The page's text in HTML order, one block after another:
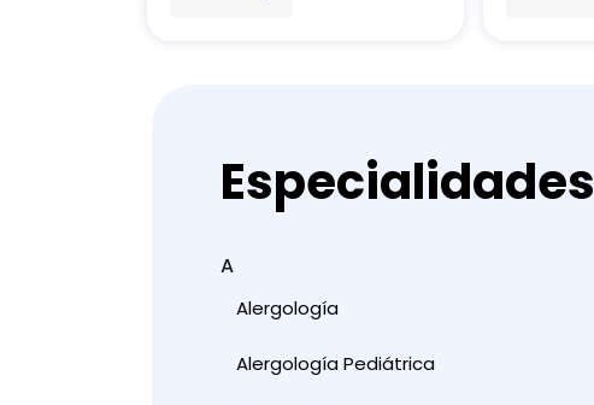
Especialidades
A
Alergología
Alergología Pediátrica